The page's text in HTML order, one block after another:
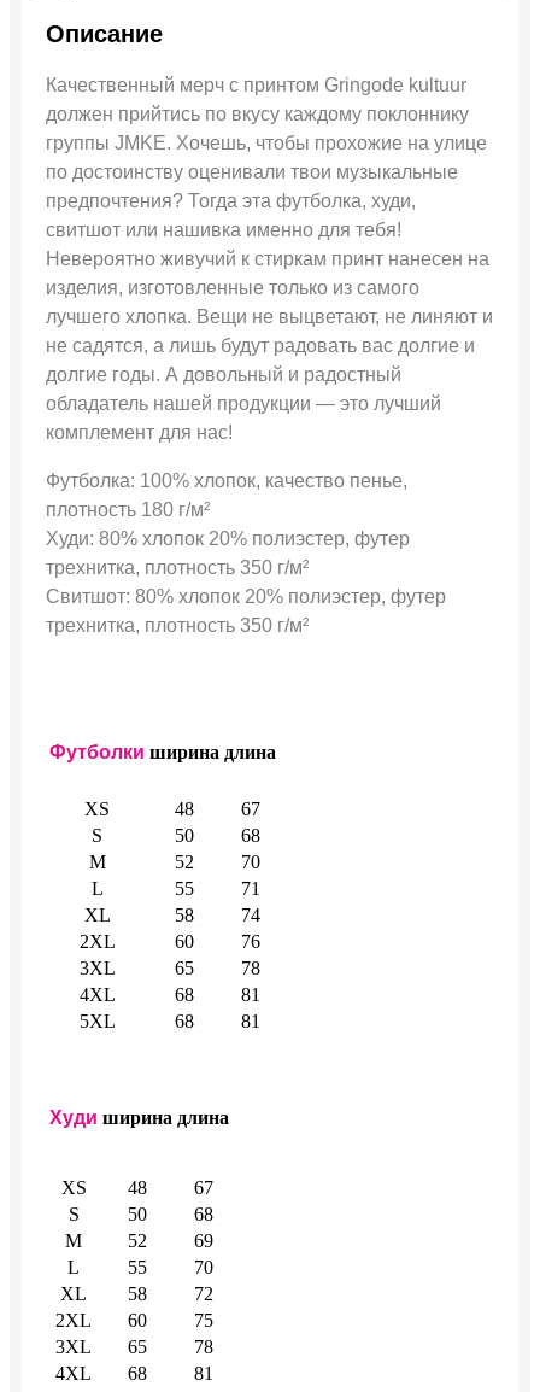
Описание
Качественный мерч с принтом Gringode kultuur
должен прийтись по вкусу каждому поклоннику
группы JMKE. Хочешь, чтобы прохожие на улице
по достоинству оценивали твои музыкальные
предпочтения? Тогда эта футболка, худи,
свитшот или нашивка именно для тебя!
Невероятно живучий к стиркам принт нанесен на
изделия, изготовленные только из самого
лучшего хлопка. Вещи не выцветают, не линяют и
не садятся, а лишь будут радовать вас долгие и
долгие годы. А довольный и радостный
обладатель нашей продукции — это лучший
комплемент для нас!
Футболка: 100% хлопок, качество пенье,
плотность 180 г/м²
Худи: 80% хлопок 20% полиэстер, футер
трехнитка, плотность 350 г/м²
Свитшот: 80% хлопок 20% полиэстер, футер
трехнитка, плотность 350 г/м²
Футболки ширина длина
XS 48
67
S
50
68
M
52
70
L
55
71
XL
58
74
2XL
60
76
3XL
65
78
4XL
68
81
5XL
68 81
Худи ширина длина
XS 48
67
S
50
68
M
52
69
L
55
70
XL
58
72
2XL
60
75
3XL
65
78
4XL
68 81